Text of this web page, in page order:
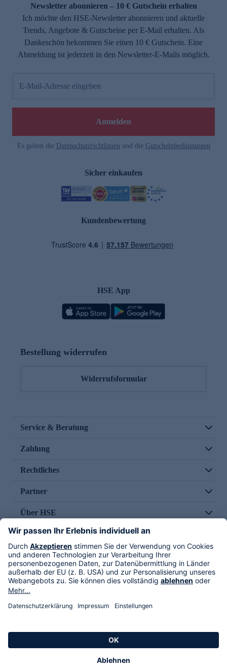
Newsletter abonnieren – 10 € Gutschein erhalten
Ich möchte den HSE-Newsletter abonnieren und aktuelle
Trends, Angebote & Gutscheine per E-Mail erhalten. Als
Dankeschön bekommen Sie einen 10 € Gutschein. Eine
Abmeldung ist jederzeit in den Newsletter-E-Mails möglich.
E-Mail-Adresse eingeben
Anmelden
Es gelten die Datenschutzrichtlinien und die Gutscheinbedingungen
Sicher einkaufen
Kundenbewertung
HSE App
Bestellung widerrufen
Widerrufsformular
Service & Beratung
Zahlung
Rechtliches
Partner
Über HSE
Im TV
HSE International